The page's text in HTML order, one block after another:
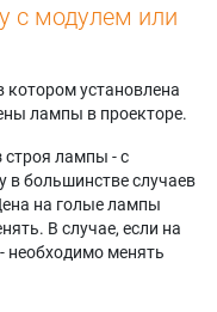
с модулем или
установлена
лампы в проекторе.
строя лампы - с
в большинстве случаев
на голые лампы
В случае, если на
необходимо менять